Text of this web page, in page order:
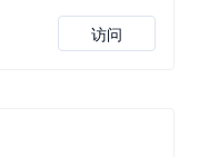
访问